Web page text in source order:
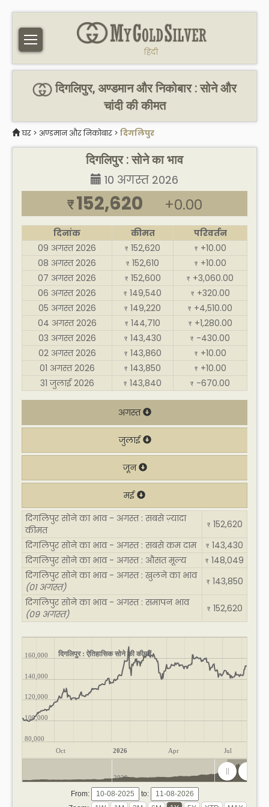
हिंदी
दिगलिपुर, अण्डमान और निकोबार : सोने और
चांदी की कीमत
घर > अण्डमान और निकोबार > दिगलिपुर
दिगलिपुर : सोने का भाव
10 अगस्त 2026
₹ 152,620 +0.00
दिनांक कीमत
परिवर्तन
09 अगस्त 2026
₹ 152,620 ₹ +10.00
08 अगस्त 2026
₹ 152,610 ₹ +10.00
07 अगस्त 2026
₹ 152,600 ₹ +3,060.00
06 अगस्त 2026
₹ 149,540 ₹ +320.00
05 अगस्त 2026
₹ 149,220 ₹ +4,510.00
04 अगस्त 2026
₹ 144,710 ₹ +1,280.00
03 अगस्त 2026
₹ 143,430 ₹ -430.00
02 अगस्त 2026
₹ 143,860 ₹ +10.00
01 अगस्त 2026
₹ 143,850 ₹ +10.00
31 जुलाई 2026
₹ 143,840 ₹ -670.00
अगस्त
जुलाई
जून
मई
दिगलिपुर सोने का भाव - अगस्त : सबसे ज़्यादा
कीमत
₹ 152,620
दिगलिपुर सोने का भाव - अगस्त : सबसे कम दाम
₹ 143,430
दिगलिपुर सोने का भाव - अगस्त : औसत मूल्य
₹ 148,049
दिगलिपुर सोने का भाव - अगस्त : खुलने का भाव
(01 अगस्त)
₹ 143,850
दिगलिपुर सोने का भाव - अगस्त : समापन भाव
(09 अगस्त)
₹ 152,620
दिगलिपुर : ऐतिहासिक सोने की कीमतें
Oct 2026 Apr Jul
80,000
100,000
120,000
140,000
160,000
2020 2025
From:
to: